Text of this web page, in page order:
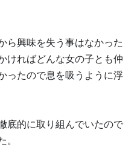
ら興味を失う事はなかった
ければどんな女の子とも仲
ったので息を吸うように浮
底的に取り組んでいたので